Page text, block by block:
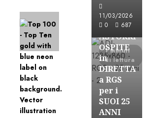
11/03/2026
0
687
1 minuti
di lettura
Astorri News
FREE
ASTORRI
OSPITE
in
DIRETTA
a RGS
per i
SUOI 25
ANNI